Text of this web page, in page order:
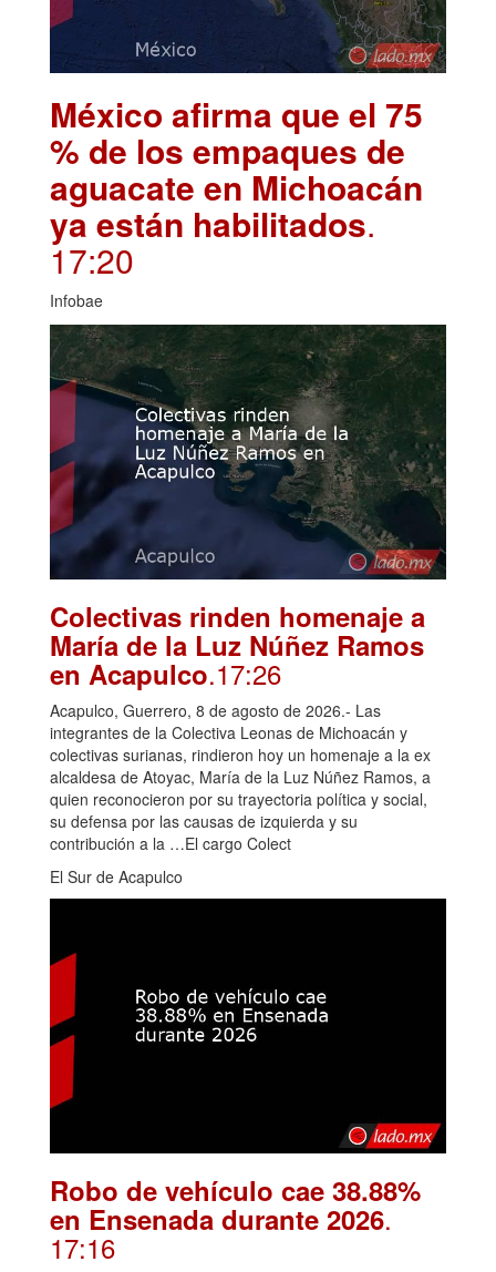
México afirma que el 75
% de los empaques de
aguacate en Michoacán
ya están habilitados.
17:20
Infobae
Colectivas rinden homenaje a
María de la Luz Núñez Ramos
en Acapulco.17:26
Acapulco, Guerrero, 8 de agosto de 2026.- Las
integrantes de la Colectiva Leonas de Michoacán y
colectivas surianas, rindieron hoy un homenaje a la ex
alcaldesa de Atoyac, María de la Luz Núñez Ramos, a
quien reconocieron por su trayectoria política y social,
su defensa por las causas de izquierda y su
contribución a la …El cargo Colect
El Sur de Acapulco
Robo de vehículo cae 38.88%
en Ensenada durante 2026.
17:16